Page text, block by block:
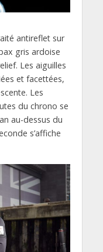
antireflet sur
gris ardoise
Les aiguilles
et facettées,
Les
du chrono se
au-dessus du
s’affiche